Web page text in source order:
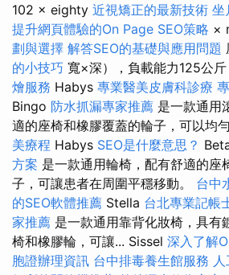
102 × eighty 近視矯正的最新技術 坐
提升網頁體驗的On Page SEO策略 ×
劃與選擇 解答SEO的基礎與應用問題
的小技巧 寬×深），負載能力125公斤
燴服務 Habys 專業醫美皮膚科診療
Bingo 防水抓漏專家推薦 是一款通用
適的座椅和橡膠覆蓋的輪子，可以均
美療程 Habys SEO是什麼意思？
方案 是一款通用輪椅，配有舒適的座
子，可讓患者在周圍平穩移動。 台中
的SEO軟體推薦 Stella 台北專業記帳
家推薦 是一款通用靠背化妝椅，具有
椅和橡膠輪，可讓... Sissel 深入了解
胞證辦理資訊 台中排毒養生館服務